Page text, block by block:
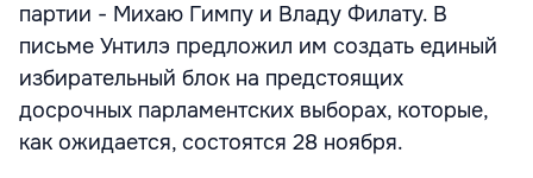
партии - Михаю Гимпу и Владу Филату. В
письме Унтилэ предложил им создать единый
избирательный блок на предстоящих
досрочных парламентских выборах, которые,
как ожидается, состоятся 28 ноября.